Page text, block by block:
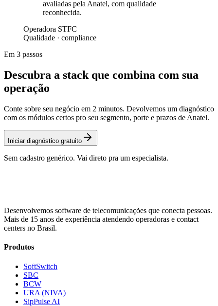
avaliadas pela Anatel, com qualidade
reconhecida.
Operadora STFC
Qualidade · compliance
Em 3 passos
Descubra a stack que combina com sua
operação
Conte sobre seu negócio em 2 minutos. Devolvemos um diagnóstico
com os módulos certos pro seu segmento, porte e prazos de Anatel.
Iniciar diagnóstico gratuito
Sem cadastro genérico. Vai direto pra um especialista.
Desenvolvemos software de telecomunicações que conecta pessoas.
Mais de 15 anos de experiência atendendo operadoras e contact
centers no Brasil.
Produtos
SoftSwitch
SBC
BCW
URA (NIVA)
SipPulse AI